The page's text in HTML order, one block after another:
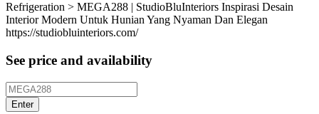
Refrigeration > MEGA288 | StudioBluInteriors Inspirasi Desain
Interior Modern Untuk Hunian Yang Nyaman Dan Elegan
https://studiobluinteriors.com/
See price and availability
Enter